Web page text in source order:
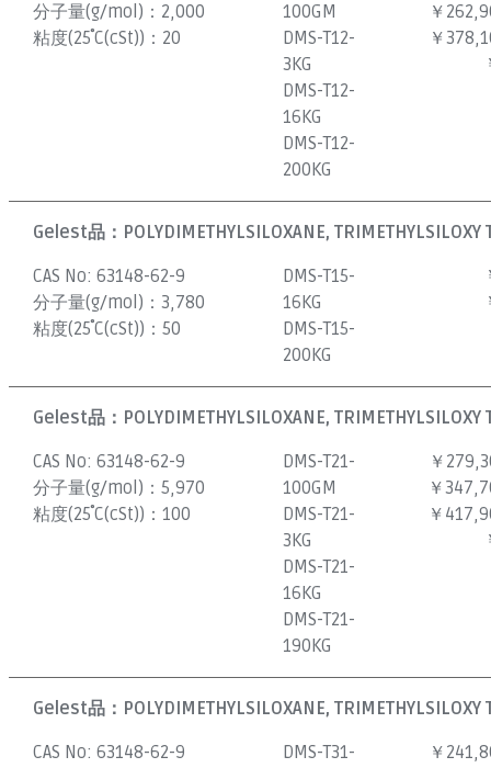
分子量(g/mol)： 2,000
粘度(25˚C(cSt))： 20
100GM
DMS-T12-
3KG
DMS-T12-
16KG
DMS-T12-
200KG
￥
￥
Gelest品： POLYDIMETHYLSILOXANE,
CAS No:63148-62-9
分子量(g/mol)：3,780
粘度(25˚C(cSt))：50
DMS-T15-
16KG
DMS-T15-
200KG
Gelest品： POLYDIMETHYLSILOXANE,
CAS No:63148-62-9
分子量(g/mol)：5,970
粘度(25˚C(cSt))：100
DMS-T21-
100GM
DMS-T21-
3KG
DMS-T21-
16KG
DMS-T21-
190KG
￥
￥
￥
Gelest品： POLYDIMETHYLSILOXANE,
CAS No:63148-62-9 DMS-T31- ￥